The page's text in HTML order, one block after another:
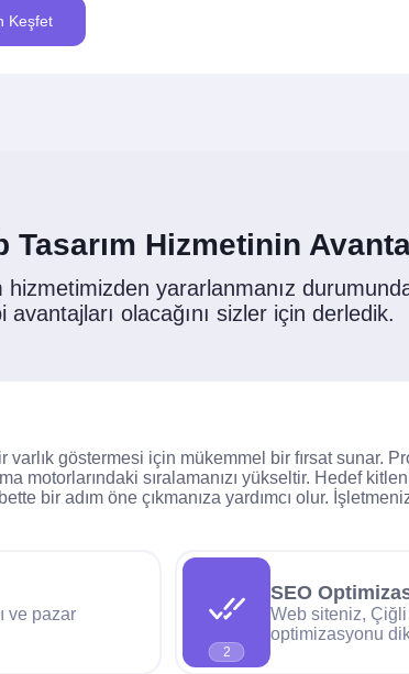
Keşfet
Tasarım Hizmetinin
hizmetimizden yararlanmanız
avantajları olacağını sizler için derledik.
göstermesi için mükemmel bir fırsat sunar.
sıralamanızı yükseltir. Hedef
bir adım öne çıkmanıza yardımcı olur.
ve pazar
2
SEO
Web siteniz, Çiğli
optimizasyonu